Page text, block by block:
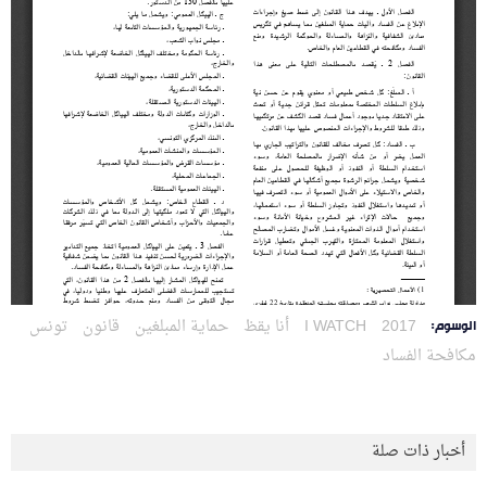
الوسوم: 2017
I WATCH أنا يقظ حماية المبلغين قانون تونس
مكافحة الفساد
أخبار ذات صلة